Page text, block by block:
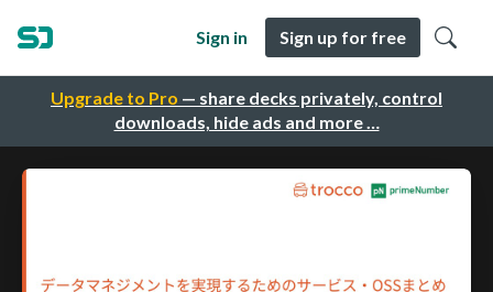
Upgrade to Pro — share decks privately, control
downloads, hide ads and more …
Sign in Sign up for free